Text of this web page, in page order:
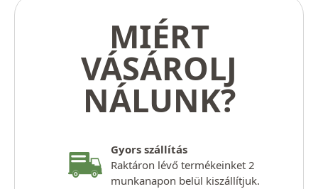
MIÉRT
VÁSÁROLJ
NÁLUNK?
Gyors szállítás
Raktáron lévő termékeinket 2
munkanapon belül kiszállítjuk.